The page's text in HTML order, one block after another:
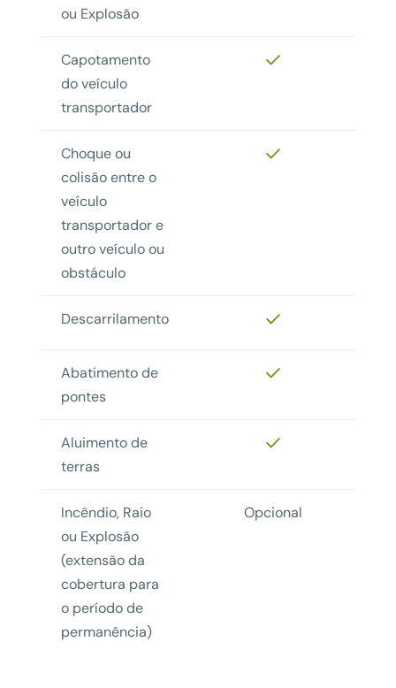
ou Explosão
Capotamento
do veículo
transportador
Choque ou
colisão entre o
veículo
transportador e
outro veículo ou
obstáculo
Descarrilamento
Abatimento de
pontes
Aluimento de
terras
Incêndio, Raio
ou Explosão
(extensão da
cobertura para
o período de
permanência)
Opcional